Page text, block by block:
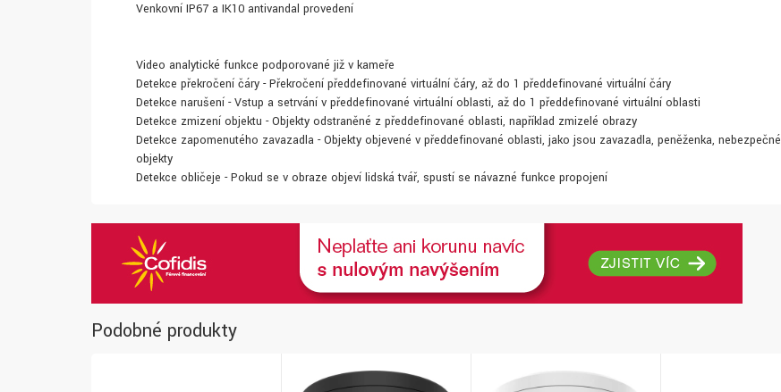
Venkovní IP67 a IK10 antivandal provedení
Video analytické funkce podporované již v kameře
Detekce překročení čáry - Překročení předdefinované virtuální čáry, až do 1 předdefinované virtuální čáry
Detekce narušení - Vstup a setrvání v předdefinované virtuální oblasti, až do 1 předdefinované virtuální oblasti
Detekce zmizení objektu - Objekty odstraněné z předdefinované oblasti, například zmizelé obrazy
Detekce zapomenutého zavazadla - Objekty objevené v předdefinované oblasti, jako jsou zavazadla, peněženka, nebezpečné
objekty
Detekce obličeje - Pokud se v obraze objeví lidská tvář, spustí se návazné funkce propojení
Podobné produkty